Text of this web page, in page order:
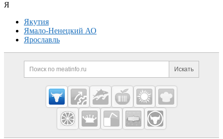
Я
Якутия
Ямало-Ненецкий АО
Ярославль
Дополнительная информация
Поиск по сайту и
Искать
Cсылки на полезные проекты
Meatinfo.ru —
мясо и
мясопродукты